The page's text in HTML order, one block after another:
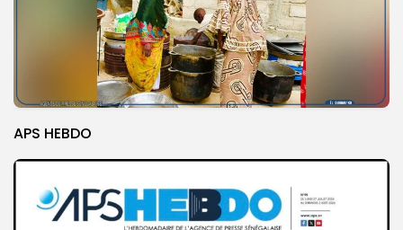
APS HEBDO